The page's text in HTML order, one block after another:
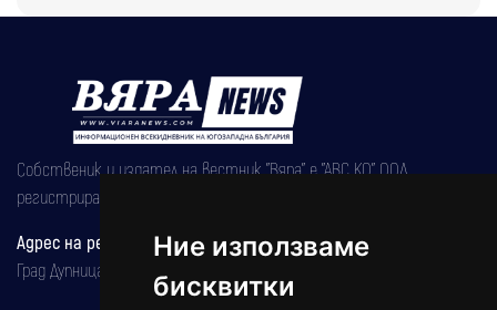
Ние използваме
бисквитки
Собственик и издател на вестник "Вяра" е "АВС КО" ООД,
регистрирана на 08.05.2002 година.
Адрес на редакцията
Град Дупница, ул.''Христо Ботев" 43